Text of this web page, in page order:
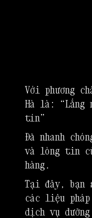
Với phương
Hà là: “Lắng
tín”
Đã nhanh
và lòng tin
hàng.
Tại đây, bạn
các liệu pháp
dịch vụ